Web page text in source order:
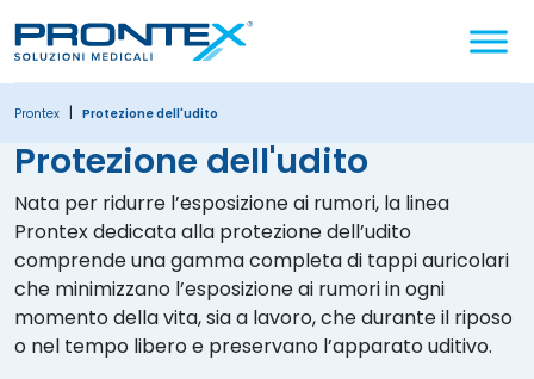
prontex | Protezione dell'udito
protezione dell'udito
Nata per ridurre l’esposizione ai rumori, la linea
Prontex dedicata alla protezione dell’udito
comprende una gamma completa di tappi auricolari
che minimizzano l’esposizione ai rumori in ogni
momento della vita, sia a lavoro, che durante il riposo
o nel tempo libero e preservano l’apparato uditivo.